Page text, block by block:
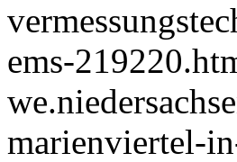
ems-
marienviertel-